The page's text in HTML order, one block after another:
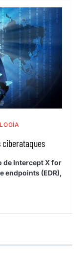
ciberataques
de Intercept X for
endpoints (EDR),